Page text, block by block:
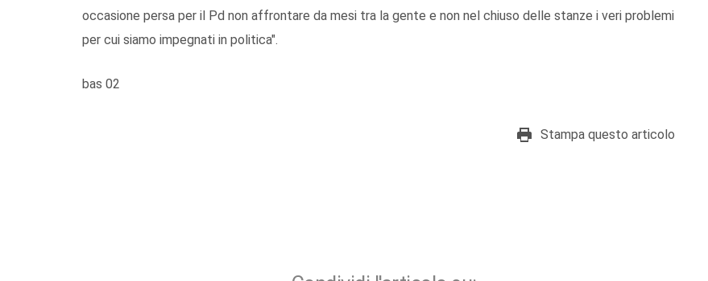
occasione persa per il Pd non affrontare da mesi tra la gente e non nel chiuso delle stanze i veri problemi
per cui siamo impegnati in politica".
bas 02
Stampa questo articolo